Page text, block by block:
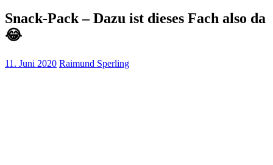
Snack-Pack – Dazu ist dieses Fach also da
😂
11. Juni 2020 Raimund Sperling